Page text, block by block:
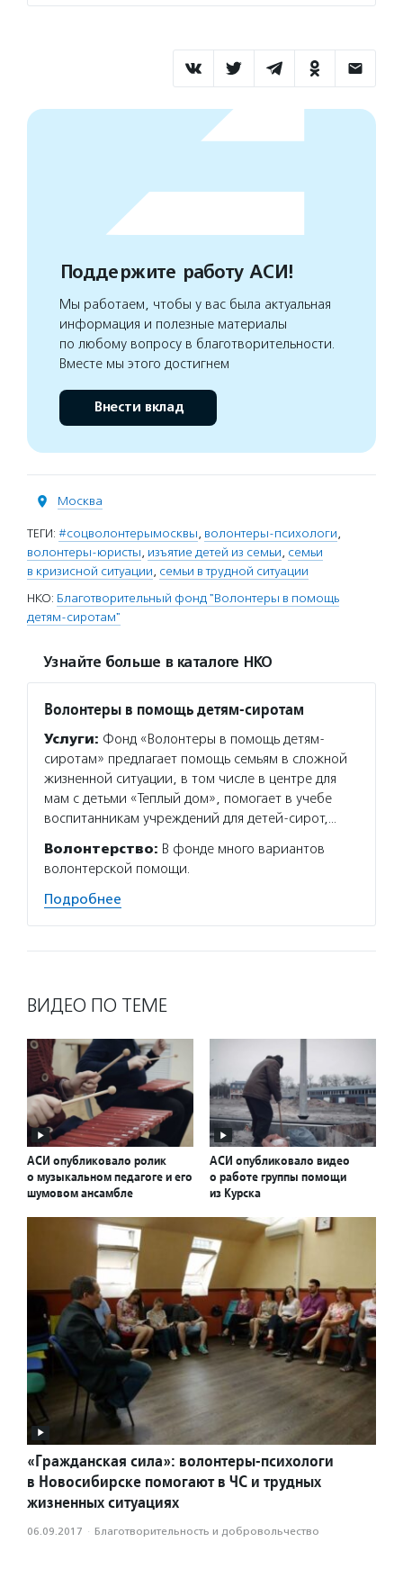
Поддержите работу АСИ!
Мы работаем, чтобы у вас была актуальная
информация и полезные материалы
по любому вопросу в благотворительности.
Вместе мы этого достигнем
Внести вклад
Москва
ТЕГИ: #соцволонтерымосквы, волонтеры-психологи,
волонтеры-юристы, изъятие детей из семьи, семьи
в кризисной ситуации, семьи в трудной ситуации
НКО: Благотворительный фонд "Волонтеры в помощь
детям-сиротам"
Узнайте больше в каталоге НКО
Волонтеры в помощь детям-сиротам
Услуги: Фонд «Волонтеры в помощь детям-
сиротам» предлагает помощь семьям в сложной
жизненной ситуации, в том числе в центре для
мам с детьми «Теплый дом», помогает в учебе
воспитанникам учреждений для детей-сирот,…
Волонтерство: В фонде много вариантов
волонтерской помощи.
Подробнее
ВИДЕО ПО ТЕМЕ
АСИ опубликовало ролик
о музыкальном педагоге и его
шумовом ансамбле
АСИ опубликовало видео
о работе группы помощи
из Курска
«Гражданская сила»: волонтеры-психологи
в Новосибирске помогают в ЧС и трудных
жизненных ситуациях
06.09.2017 · Благотвори­тель­ность и доброволь­чест­во